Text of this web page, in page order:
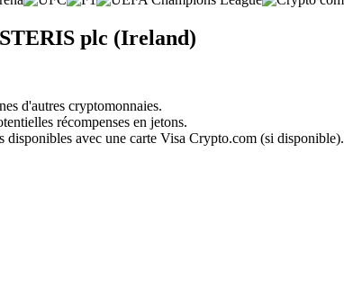
plc (Ireland)
d'autres cryptomonnaies.
récompenses en jetons.
disponibles avec une carte Visa Crypto.com (si disponible).